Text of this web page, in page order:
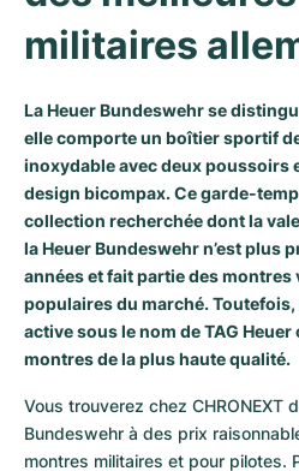
Milgauss
Yacht-Master
Yacht-Master II
Sea-Dweller
Sky-Dweller
Submariner
Montres pour femmes
Ronde
Crash
Pasha
Tortue
Baignoire
Ballon Blanc
Roadster
Professional
Transocean
Cockpit
Chronospace
Super Avenger
Galactic
Montbrillant
Formula 1
Montres d'occasion
Montres pour femmes
Portofino
Da Vinci
Aquatimer
Spitfire
GST
Vintage
Montres d'occasion
Spirit of Big Bang
Montres d'occasion
militaires
La Heuer Bundeswehr se
elle comporte un boîtier sportif
inoxydable avec deux poussoirs
design bicompax. Ce garde-
collection recherchée dont la
la Heuer Bundeswehr n’est plus
années et fait partie des montres
populaires du marché.
active sous le nom de TAG
montres de la plus haute qualité.
Vous trouverez chez CHRONEXT
Bundeswehr à des prix
montres militaires et pour pilotes.